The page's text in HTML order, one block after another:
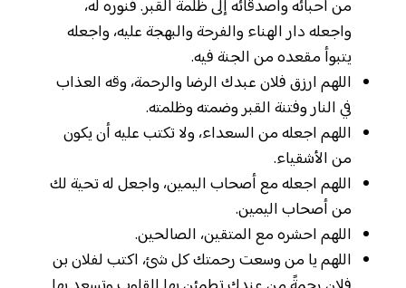
من أحبائه وأصدقائه إلى ظلمة القبر. فنوره له،
واجعله دار الهناء والفرحة والبهجة عليه، واجعله
يتبوأ مقعده من الجنة فيه.
اللهم ارزق فلان عبدك الرضا والرحمة، وقه العذاب
في النار وفتنة القبر وضمته وظلمته.
اللهم اجعله من السعداء، ولا تكتب عليه أن يكون
من الأشقياء.
اللهم اجعله مع أصحاب اليمين، واجعل له تحية لك
من أصحاب اليمين.
اللهم احشره مع المتقين، الصالحين.
اللهم يا من وسعت رحمتك كل شئ، اكتب لفلان بن